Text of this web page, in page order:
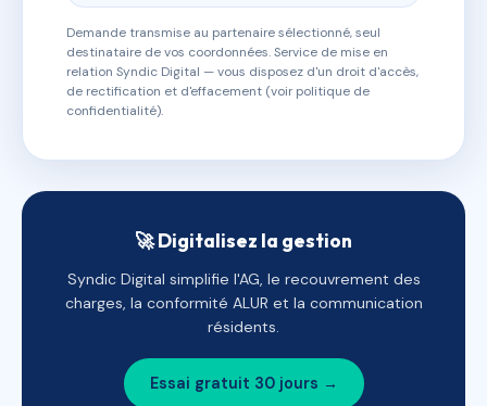
Demande transmise au partenaire sélectionné, seul
destinataire de vos coordonnées. Service de mise en
relation Syndic Digital — vous disposez d'un droit d'accès,
de rectification et d'effacement (voir politique de
confidentialité).
🚀 Digitalisez la gestion
Syndic Digital simplifie l'AG, le recouvrement des
charges, la conformité ALUR et la communication
résidents.
Essai gratuit 30 jours →